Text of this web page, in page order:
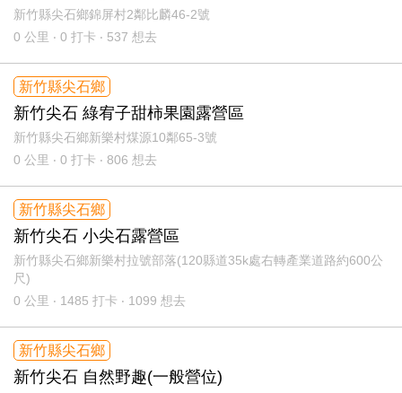
新竹縣尖石鄉錦屏村2鄰比麟46-2號
0 公里 ‧ 0 打卡 ‧ 537 想去
新竹縣尖石鄉
新竹尖石 綠宥子甜柿果園露營區
新竹縣尖石鄉新樂村煤源10鄰65-3號
0 公里 ‧ 0 打卡 ‧ 806 想去
新竹縣尖石鄉
新竹尖石 小尖石露營區
新竹縣尖石鄉新樂村拉號部落(120縣道35k處右轉產業道路約600公
尺)
0 公里 ‧ 1485 打卡 ‧ 1099 想去
新竹縣尖石鄉
新竹尖石 自然野趣(一般營位)